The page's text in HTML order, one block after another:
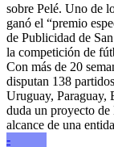
sobre Pelé. Uno de
ganó el “premio
de Publicidad de
la competición de
Con más de 20
disputan 138
Uruguay, Paraguay,
duda un proyecto
alcance de una
-